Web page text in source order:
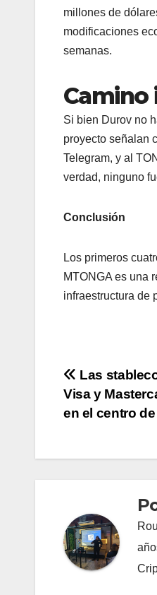
millones de
modificaciones
semanas.
Camino
Si bien Durov no
proyecto señalan
Telegram, y al
verdad, ninguno
Conclusión
Los primeros
MTONGA es una
infraestructura de
de
Las
Visa y
en el centro